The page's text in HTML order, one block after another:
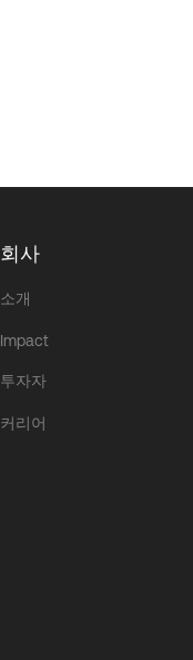
회사
소개
Impact
투자자
커리어